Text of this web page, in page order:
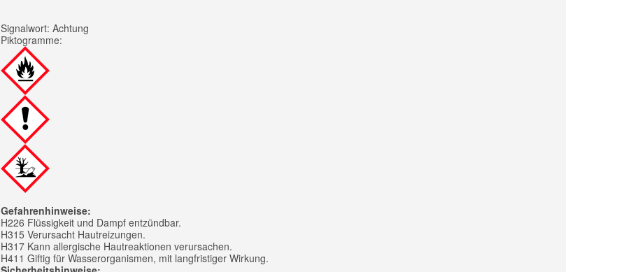
Signalwort: Achtung
Piktogramme:
Gefahrenhinweise:
H226 Flüssigkeit und Dampf entzündbar.
H315 Verursacht Hautreizungen.
H317 Kann allergische Hautreaktionen verursachen.
H411 Giftig für Wasserorganismen, mit langfristiger Wirkung.